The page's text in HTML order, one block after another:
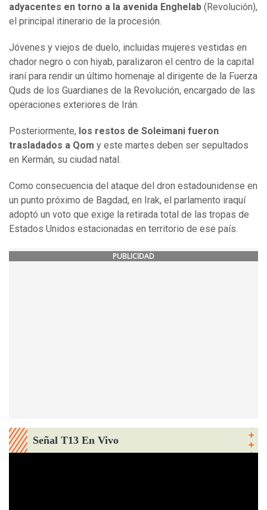
adyacentes en torno a la avenida Enghelab (Revolución),
el principal itinerario de la procesión.
Jóvenes y viejos de duelo, incluidas mujeres vestidas en
chador negro o con hiyab, paralizaron el centro de la capital
iraní para rendir un último homenaje al dirigente de la Fuerza
Quds de los Guardianes de la Revolución, encargado de las
operaciones exteriores de Irán.
Posteriormente, los restos de Soleimani fueron
trasladados a Qom y este martes deben ser sepultados
en Kermán, su ciudad natal.
Como consecuencia del ataque del dron estadounidense en
un punto próximo de Bagdad, en Irak, el parlamento iraquí
adoptó un voto que exige la retirada total de las tropas de
Estados Unidos estacionadas en territorio de ese país.
PUBLICIDAD
Señal T13 En Vivo